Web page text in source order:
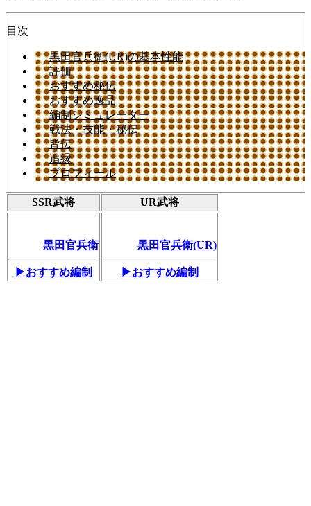
目次
黒田官兵衛(UR)の基本性能
評価
おすすめ秘伝
おすすめ逸品
編制シミュレーター
戦法・技能・秘伝
皆伝
追縁
プロフィール
SSR武将 UR武将
黒田官兵衛
▶おすすめ編制
黒田官兵衛(UR)
▶おすすめ編制